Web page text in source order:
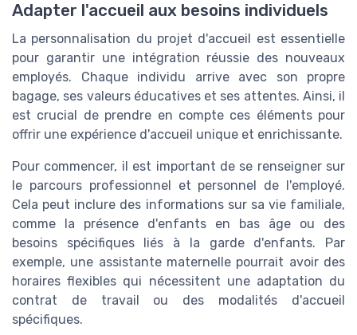
Adapter l'accueil aux besoins individuels
La personnalisation du projet d'accueil est essentielle
pour garantir une intégration réussie des nouveaux
employés. Chaque individu arrive avec son propre
bagage, ses valeurs éducatives et ses attentes. Ainsi, il
est crucial de prendre en compte ces éléments pour
offrir une expérience d'accueil unique et enrichissante.
Pour commencer, il est important de se renseigner sur
le parcours professionnel et personnel de l'employé.
Cela peut inclure des informations sur sa vie familiale,
comme la présence d'enfants en bas âge ou des
besoins spécifiques liés à la garde d'enfants. Par
exemple, une assistante maternelle pourrait avoir des
horaires flexibles qui nécessitent une adaptation du
contrat de travail ou des modalités d'accueil
spécifiques.